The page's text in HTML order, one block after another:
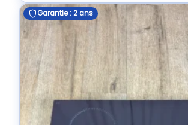
Garantie : 2 ans